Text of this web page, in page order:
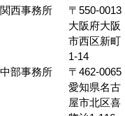
神奈川県横
浜市西区岡
野2-1
〒550-0013
大阪府大阪
市西区新町
1-14